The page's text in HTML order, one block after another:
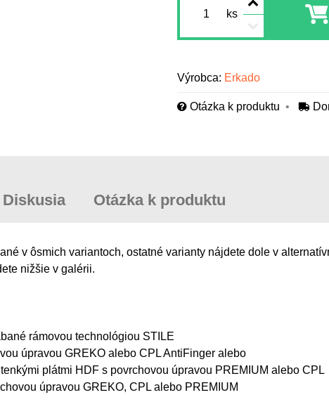
ks
Výrobca: Erkado
Otázka k produktu
Diskusia Otázka k produktu
v ôsmich variantoch, ostatné varianty nájdete dole v
nižšie v galérii.
rámovou technológiou STILE
úpravou GREKO alebo CPL AntiFinger alebo
plátmi HDF s povrchovou úpravou PREMIUM alebo CPL
úpravou GREKO, CPL alebo PREMIUM